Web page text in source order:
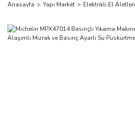
Anasayfa Yapı Market Elektrikli El Aletleri